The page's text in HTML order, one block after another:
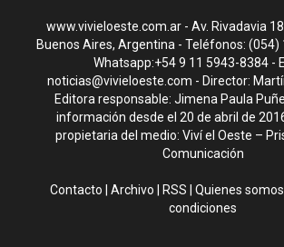
www.vivieloeste.com.ar - Av. Rivadavia
Buenos Aires, Argentina - Teléfonos: (054)
Whatsapp:+54 9 11 5943-8384 -
noticias@vivieloeste.com - Director:
Editora responsable: Jimena Paula
información desde el 20 de abril de
propietaria del medio: Viví el Oeste –
Comunicación
Contacto |Archivo RSS |Quienes somos
condiciones